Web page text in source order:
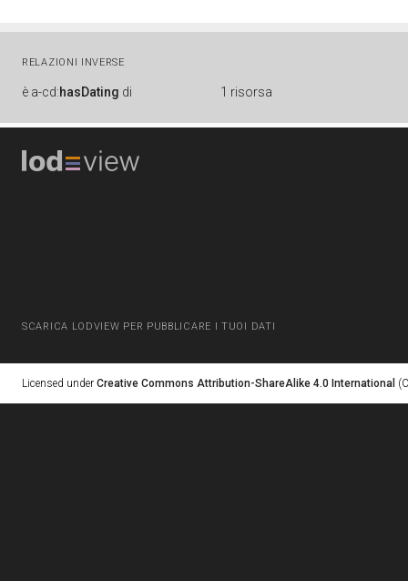
RELAZIONI INVERSE
è a-cd:hasDating di 1 risorsa
SCARICA LODVIEW PER PUBBLICARE I TUOI DATI
Licensed under Creative Commons Attribution-ShareAlike 4.0 International